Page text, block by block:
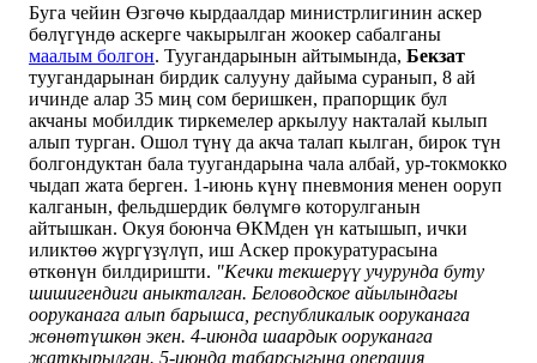
Буга чейин Өзгөчө кырдаалдар министрлигинин аскер
бөлүгүндө аскерге чакырылган жоокер сабалганы
маалым болгон. Туугандарынын айтымында, Бекзат
туугандарынан бирдик салууну дайыма суранып, 8 ай
ичинде алар 35 миң сом беришкен, прапорщик бул
акчаны мобилдик тиркемелер аркылуу накталай кылып
алып турган. Ошол түнү да акча талап кылган, бирок түн
болгондуктан бала туугандарына чала албай, ур-токмокко
чыдап жата берген. 1-июнь күнү пневмония менен ооруп
калганын, фельдшердик бөлүмгө которулганын
айтышкан. Окуя боюнча ӨКМден үн катышып, ички
иликтөө жүргүзүлүп, иш Аскер прокуратурасына
өткөнүн билдиришти. "Кечки текшерүү учурунда буту
шишигендиги аныкталган. Беловодское айылындагы
ооруканага алып барышса, республикалык ооруканага
жөнөтүшкөн экен. 4-июнда шаардык ооруканага
жаткырылган. 5-июнда табарсыгына операция